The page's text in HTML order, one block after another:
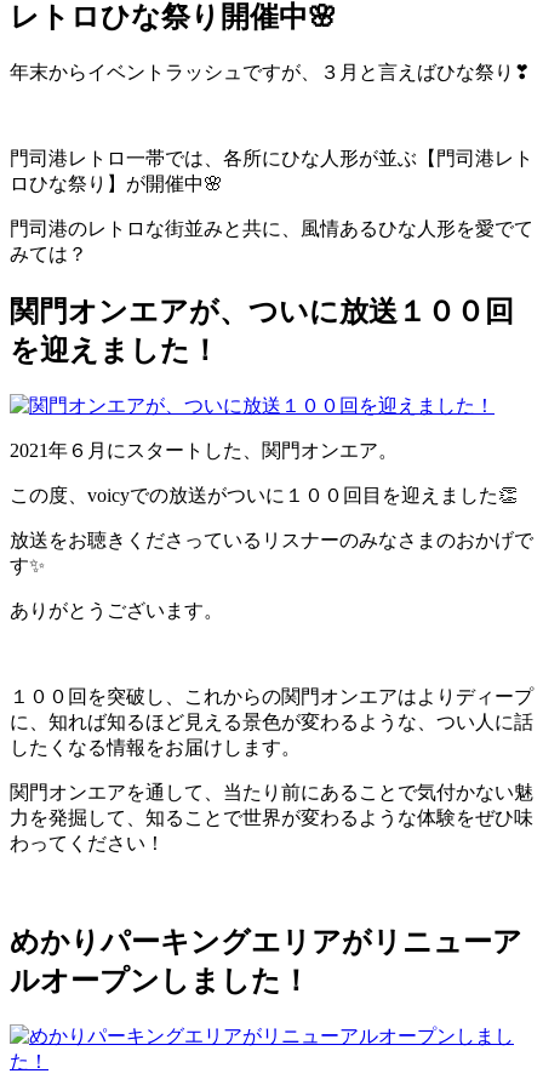
レトロひな祭り開催中🌸
年末からイベントラッシュですが、３月と言えばひな祭り❣
門司港レトロ一帯では、各所にひな人形が並ぶ【門司港レト
ロひな祭り】が開催中🌸
門司港のレトロな街並みと共に、風情あるひな人形を愛でて
みては？
関門オンエアが、ついに放送１００回
を迎えました！
2021年６月にスタートした、関門オンエア。
この度、voicyでの放送がついに１００回目を迎えました👏
放送をお聴きくださっているリスナーのみなさまのおかげで
す✨
ありがとうございます。
１００回を突破し、これからの関門オンエアはよりディープ
に、知れば知るほど見える景色が変わるような、つい人に話
したくなる情報をお届けします。
関門オンエアを通して、当たり前にあることで気付かない魅
力を発掘して、知ることで世界が変わるような体験をぜひ味
わってください！
めかりパーキングエリアがリニューア
ルオープンしました！